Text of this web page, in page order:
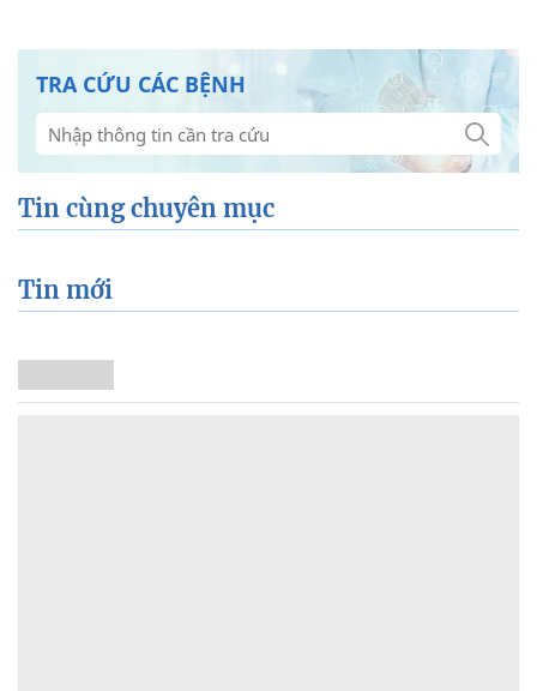
TRA CỨU CÁC BỆNH
Tin cùng chuyên mục
Tin mới